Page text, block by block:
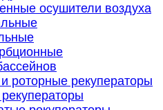
осушители воздуха
роторные рекуператоры